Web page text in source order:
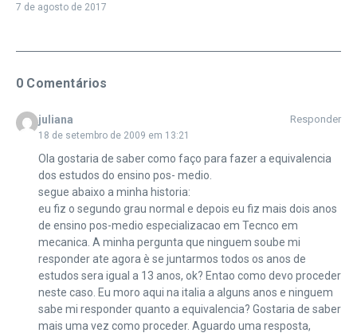
7 de agosto de 2017
0 Comentários
juliana
18 de setembro de 2009 em 13:21
Responder
Ola gostaria de saber como faço para fazer a equivalencia
dos estudos do ensino pos- medio.
segue abaixo a minha historia:
eu fiz o segundo grau normal e depois eu fiz mais dois anos
de ensino pos-medio especializacao em Tecnco em
mecanica. A minha pergunta que ninguem soube mi
responder ate agora è se juntarmos todos os anos de
estudos sera igual a 13 anos, ok? Entao como devo proceder
neste caso. Eu moro aqui na italia a alguns anos e ninguem
sabe mi responder quanto a equivalencia? Gostaria de saber
mais uma vez como proceder. Aguardo uma resposta,